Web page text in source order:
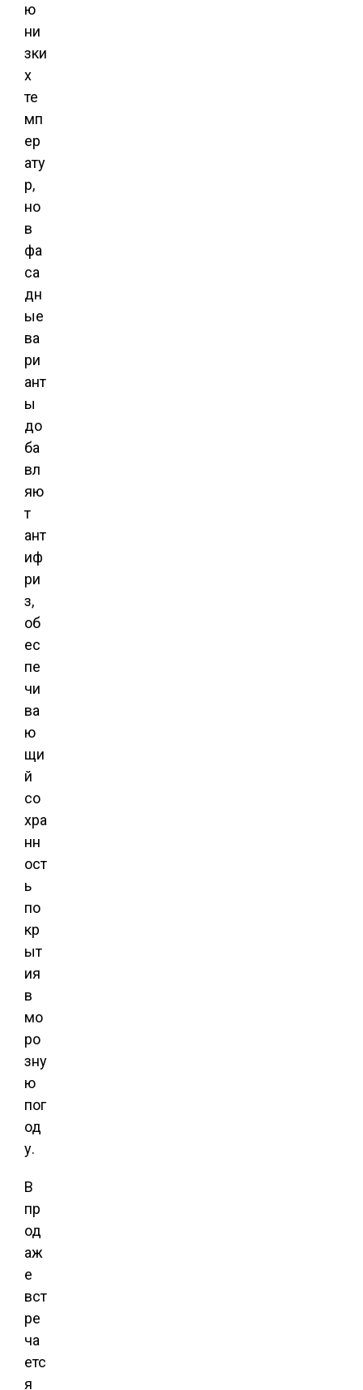
ю
ни
зки
х
те
мп
ер
ату
р,
но
в
фа
са
дн
ые
ва
ри
ант
ы
до
ба
вл
яю
т
ант
иф
ри
з,
об
ес
пе
чи
ва
ю
щи
й
со
хра
нн
ост
ь
по
кр
ыт
ия
в
мо
ро
зну
ю
пог
од
у.
В
пр
од
аж
е
вст
ре
ча
етс
я